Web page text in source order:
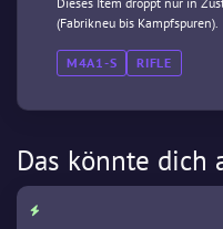
(Fabrikneu bis Kampfspuren).
M4A1-S RIFLE
Das könnte dich